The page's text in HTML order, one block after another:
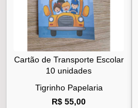
Cartão de Transporte Escolar
10 unidades
Tigrinho Papelaria
R$ 55,00